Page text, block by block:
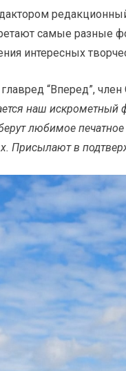
редакционный
самые разные
интересных
“Вперед”,
наш искрометный
любимое
Присылают в